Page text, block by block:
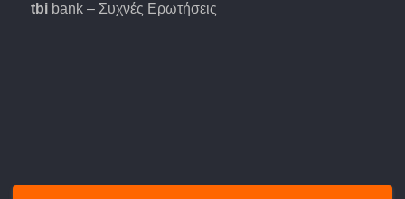
tbi bank – Συχνές Ερωτήσεις